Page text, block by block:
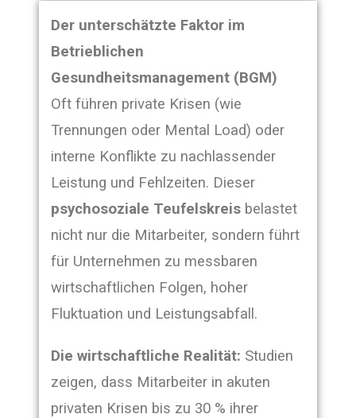
Der unterschätzte Faktor im
Betrieblichen
Gesundheitsmanagement (BGM)
Oft führen private Krisen (wie
Trennungen oder Mental Load) oder
interne Konflikte zu nachlassender
Leistung und Fehlzeiten. Dieser
psychosoziale Teufelskreis belastet
nicht nur die Mitarbeiter, sondern führt
für Unternehmen zu messbaren
wirtschaftlichen Folgen, hoher
Fluktuation und Leistungsabfall.
Die wirtschaftliche Realität: Studien
zeigen, dass Mitarbeiter in akuten
privaten Krisen bis zu 30 % ihrer